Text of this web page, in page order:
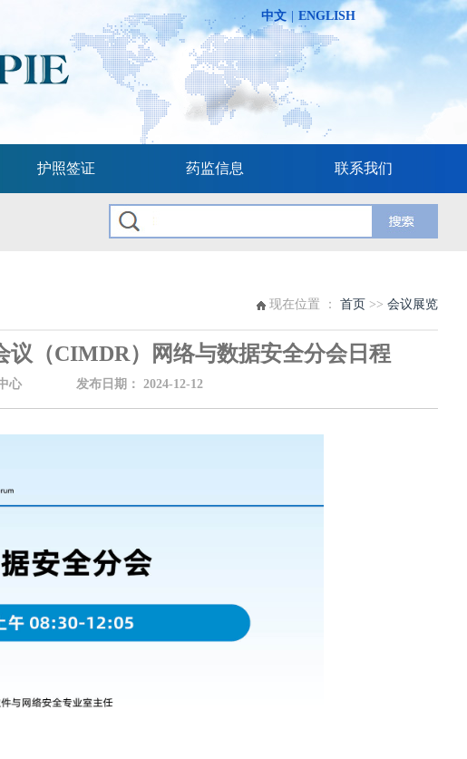
中文 ENGLISH
护照签证 药监信息 联系我们
现在位置 ： 首页 >> 会议展览
（CIMDR）网络与数据安全分会日程
心 发布日期： 2024-12-12